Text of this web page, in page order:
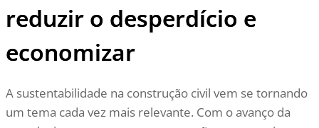
reduzir o desperdício e
economizar
A sustentabilidade na construção civil vem se tornando
um tema cada vez mais relevante. Com o avanço da